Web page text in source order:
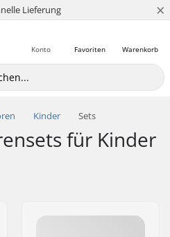
Lieferung
Mio. Kunden ×
Warenkorb
Favoriten
Konto
Kinder Sets
für Kinder